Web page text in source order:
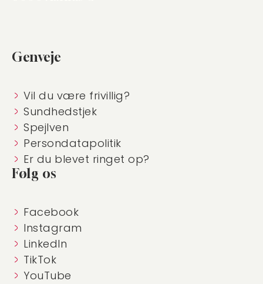
Genveje
Vil du være frivillig?
Sundhedstjek
Spejlven
Persondatapolitik
Er du blevet ringet op?
Følg os
Facebook
Instagram
LinkedIn
TikTok
YouTube